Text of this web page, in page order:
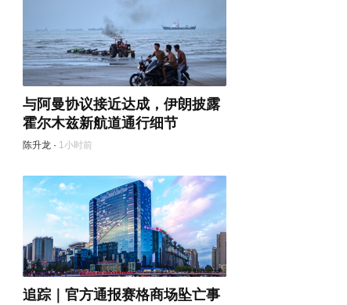
与阿曼协议接近达成，伊朗披露
霍尔木兹新航道通行细节
陈升龙 · 1小时前
追踪｜官方通报赛格商场坠亡事